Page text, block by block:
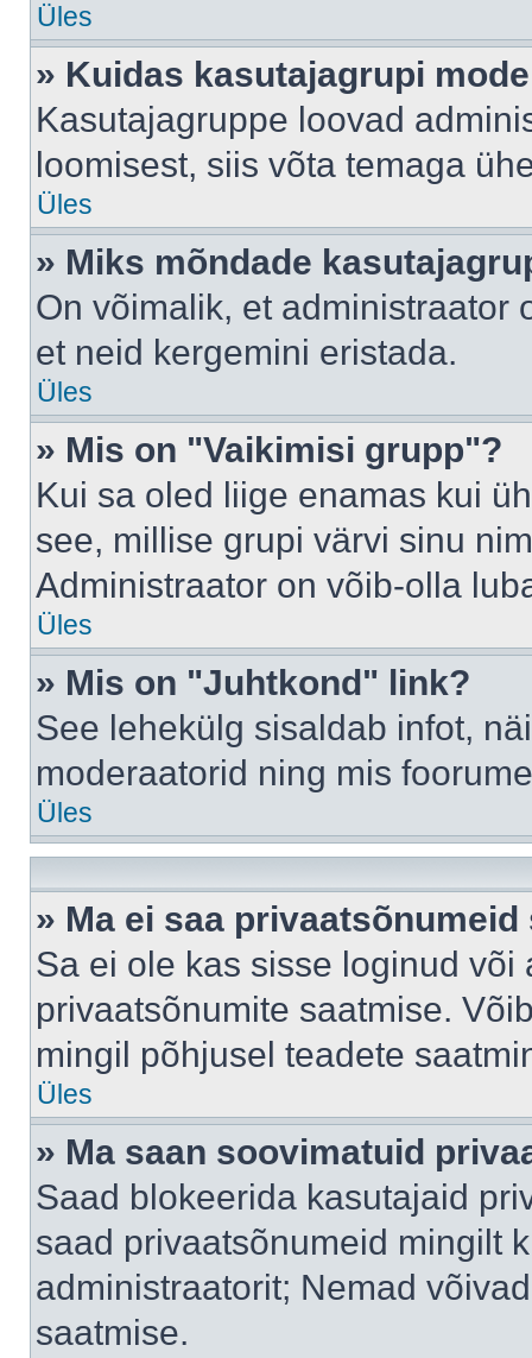
Üles
» Kuidas kasutajagrupi
Kasutajagruppe loovad
loomisest, siis võta temaga
Üles
» Miks mõndade
On võimalik, et administraator
et neid kergemini eristada.
Üles
» Mis on "Vaikimisi grupp"?
Kui sa oled liige enamas kui
see, millise grupi värvi sinu
Administraator on võib-olla
Üles
» Mis on "Juhtkond" link?
See lehekülg sisaldab infot,
moderaatorid ning mis
Üles
» Ma ei saa privaatsõnumeid
Sa ei ole kas sisse loginud
privaatsõnumite saatmise.
mingil põhjusel teadete
Üles
» Ma saan soovimatuid
Saad blokeerida kasutajaid
saad privaatsõnumeid mingilt
administraatorit; Nemad
saatmise.